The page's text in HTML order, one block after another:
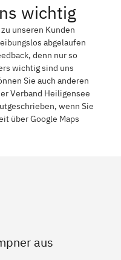
wichtig
unseren Kunden
abgelaufen
denn nur so
wichtig sind uns
Sie auch anderen
Verband Heiligensee
wenn Sie
über Google Maps
aus